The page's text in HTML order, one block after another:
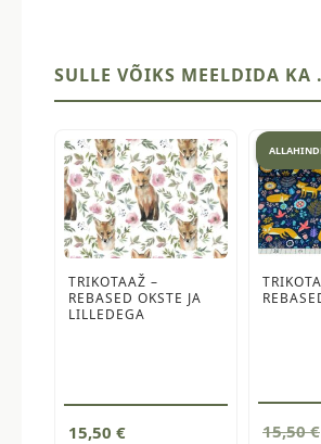
SULLE VÕIKS MEELDIDA KA
TRIKOTAAŽ –
REBASED OKSTE JA
LILLEDEGA
15,50 € 15,50€